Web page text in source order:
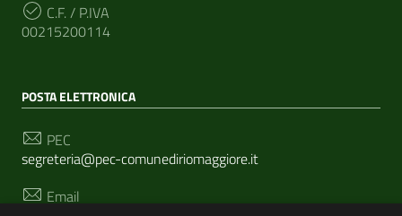
C.F. / P.IVA
00215200114
POSTA ELETTRONICA
PEC
segreteria@pec-comunediriomaggiore.it
Email